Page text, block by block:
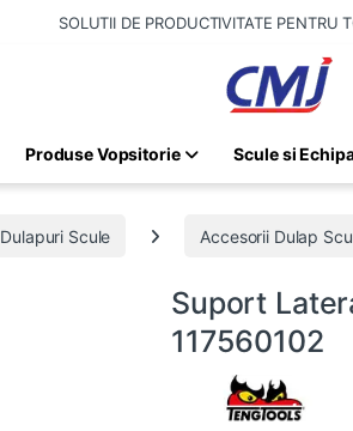
SOLUTII DE PRODUCTIVITATE PENTRU
Produse Vopsitorie Scule si
Dulapuri Scule Accesorii Dulap
Suport
117560102